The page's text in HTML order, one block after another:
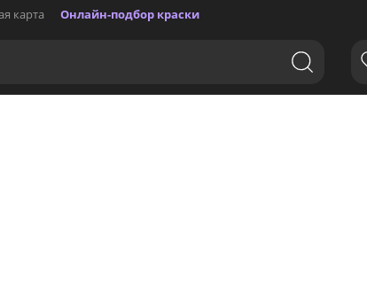
карта Онлайн-подбор краски